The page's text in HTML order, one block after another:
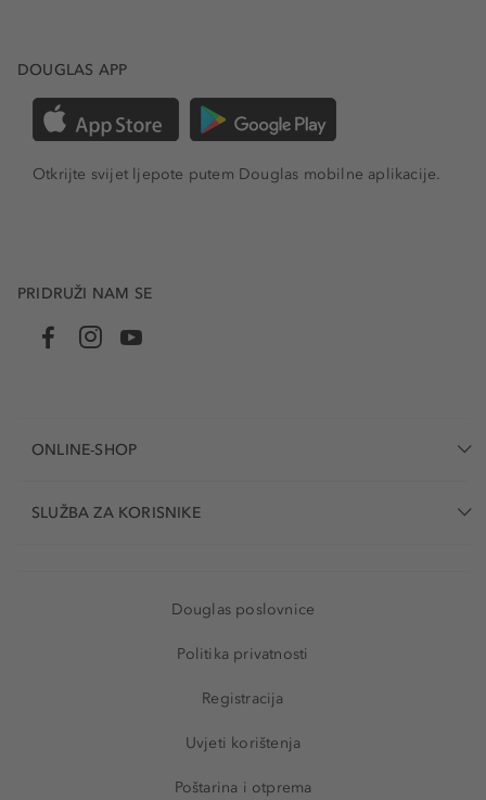
DOUGLAS APP
Otkrijte svijet ljepote putem Douglas mobilne aplikacije.
PRIDRUŽI NAM SE
ONLINE-SHOP
SLUŽBA ZA KORISNIKE
Douglas poslovnice
Politika privatnosti
Registracija
Uvjeti korištenja
Poštarina i otprema